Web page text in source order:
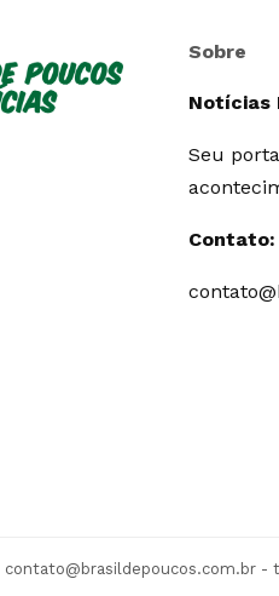
Sobre
Notícias
Seu
Contato:
contato@brasildepoucos.com.br -